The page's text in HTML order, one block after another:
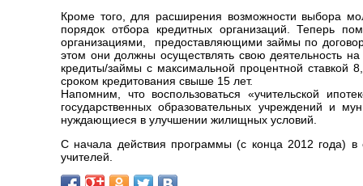
Кроме того, для расширения возможности выбора
порядок отбора кредитных организаций. Теперь
организациями, предоставляющими займы по
этом они должны осуществлять свою деятельность
кредиты/займы с максимальной процентной
сроком кредитования свыше 15 лет.
Напомним, что воспользоваться «учительской
государственных образовательных учреждений и
нуждающиеся в улучшении жилищных условий.
С начала действия программы (с конца 2012 года) в
учителей.